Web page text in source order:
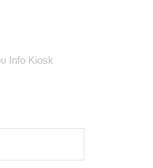
Info Kiosk